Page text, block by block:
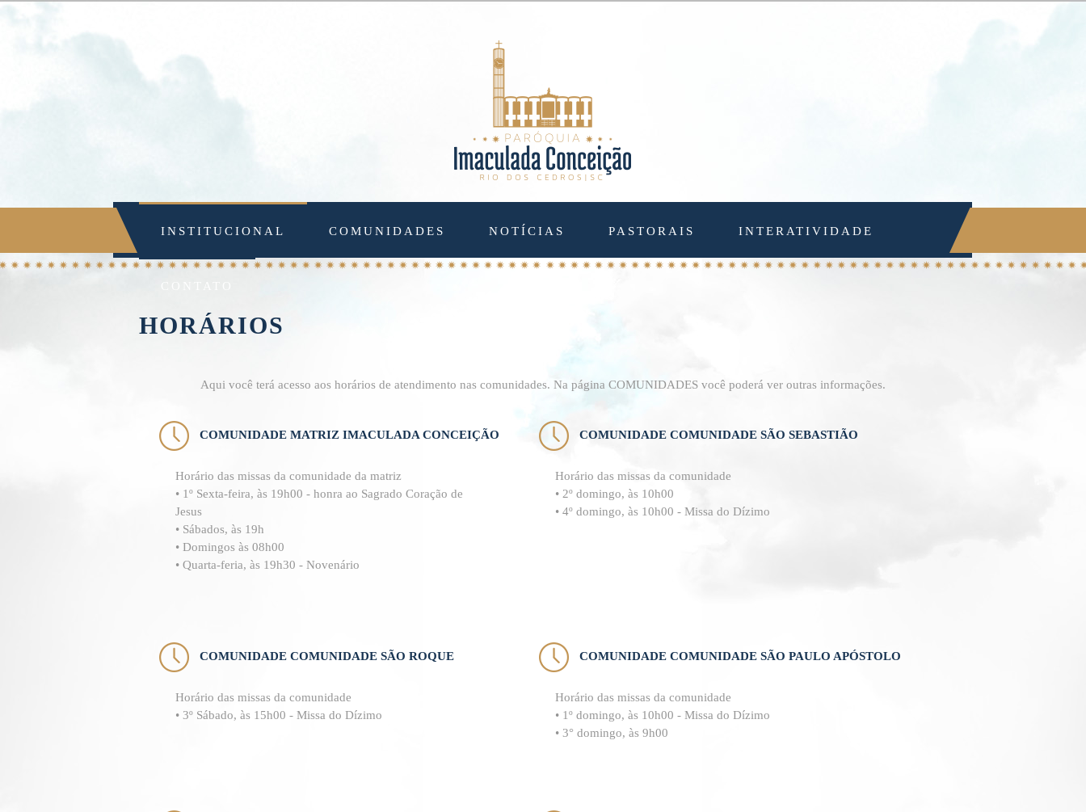
INSTITUCIONAL COMUNIDADES NOTÍCIAS PASTORAIS INTERATIVIDADE
HORÁRIOS
Aqui você terá acesso aos horários de atendimento nas comunidades. Na página COMUNIDADES você poderá ver outras informações.
COMUNIDADE MATRIZ IMACULADA CONCEIÇÃO
Horário das missas da comunidade da matriz
• 1º Sexta-feira, às 19h00 - honra ao Sagrado Coração de
Jesus
• Sábados, às 19h
• Domingos às 08h00
• Quarta-feria, às 19h30 - Novenário
COMUNIDADE COMUNIDADE SÃO SEBASTIÃO
Horário das missas da comunidade
• 2º domingo, às 10h00
• 4º domingo, às 10h00 - Missa do Dízimo
COMUNIDADE COMUNIDADE SÃO ROQUE
Horário das missas da comunidade
• 3º Sábado, às 15h00 - Missa do Dízimo
COMUNIDADE COMUNIDADE SÃO PAULO APÓSTOLO
Horário das missas da comunidade
• 1º domingo, às 10h00 - Missa do Dízimo
• 3° domingo, às 9h00